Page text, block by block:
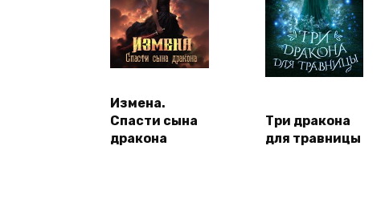
Измена.
Спасти сына
дракона
Три дракона
для травницы